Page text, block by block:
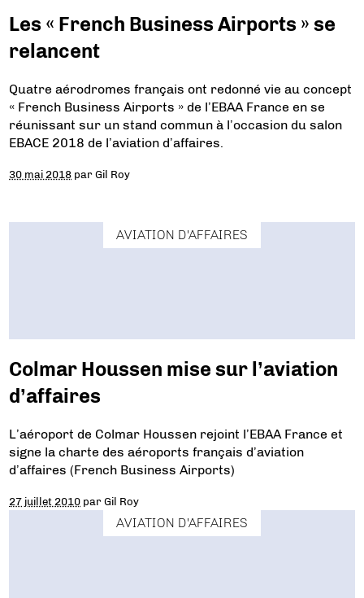
Les « French Business Airports » se
relancent
Quatre aérodromes français ont redonné vie au concept
« French Business Airports » de l’EBAA France en se
réunissant sur un stand commun à l’occasion du salon
EBACE 2018 de l’aviation d’affaires.
30 mai 2018 parGil Roy
AVIATION D'AFFAIRES
Colmar Houssen mise sur l’aviation
d’affaires
L’aéroport de Colmar Houssen rejoint l’EBAA France et
signe la charte des aéroports français d’aviation
d’affaires (French Business Airports)
27 juillet 2010 parGil Roy
AVIATION D'AFFAIRES